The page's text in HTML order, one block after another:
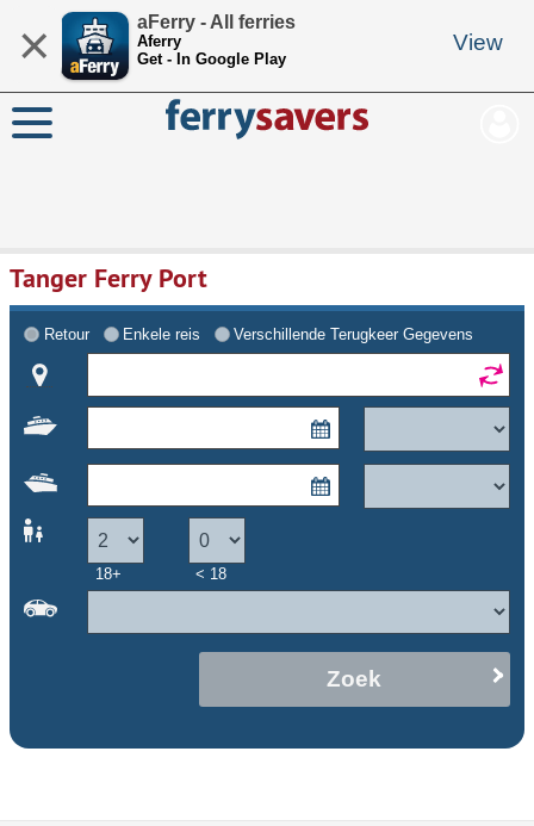
× aFerry - All ferries
Aferry
Get - In Google Play
View
Tanger Ferry Port
Retour Enkele reis Verschillende Terugkeer Gegevens
18+ < 18
Zoek